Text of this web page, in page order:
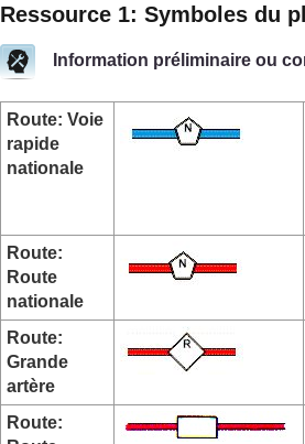
Ressource 1: Symboles du
Information préliminaire ou
Route: Voie
rapide
nationale
Route:
Route
nationale
Route:
Grande
artère
Route: